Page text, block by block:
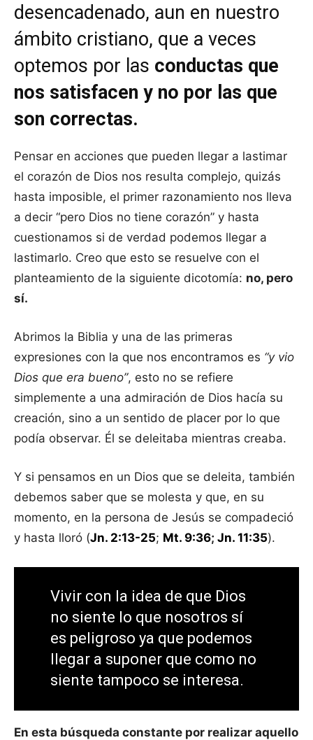
desencadenado, aun en nuestro
ámbito cristiano, que a veces
optemos por las conductas que
nos satisfacen y no por las que
son correctas.
Pensar en acciones que pueden llegar a lastimar
el corazón de Dios nos resulta complejo, quizás
hasta imposible, el primer razonamiento nos lleva
a decir “pero Dios no tiene corazón” y hasta
cuestionamos si de verdad podemos llegar a
lastimarlo. Creo que esto se resuelve con el
planteamiento de la siguiente dicotomía: no, pero
sí.
Abrimos la Biblia y una de las primeras
expresiones con la que nos encontramos es “y vio
Dios que era bueno”, esto no se refiere
simplemente a una admiración de Dios hacía su
creación, sino a un sentido de placer por lo que
podía observar. Él se deleitaba mientras creaba.
Y si pensamos en un Dios que se deleita, también
debemos saber que se molesta y que, en su
momento, en la persona de Jesús se compadeció
y hasta lloró (Jn. 2:13-25; Mt. 9:36; Jn. 11:35).
Vivir con la idea de que Dios
no siente lo que nosotros sí
es peligroso ya que podemos
llegar a suponer que como no
siente tampoco se interesa.
En esta búsqueda constante por realizar aquello